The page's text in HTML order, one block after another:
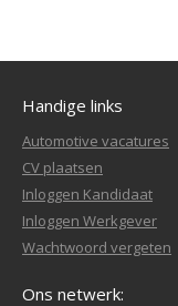
Handige links
Automotive vacatures
CV plaatsen
Inloggen Kandidaat
Inloggen Werkgever
Wachtwoord vergeten
Ons netwerk: